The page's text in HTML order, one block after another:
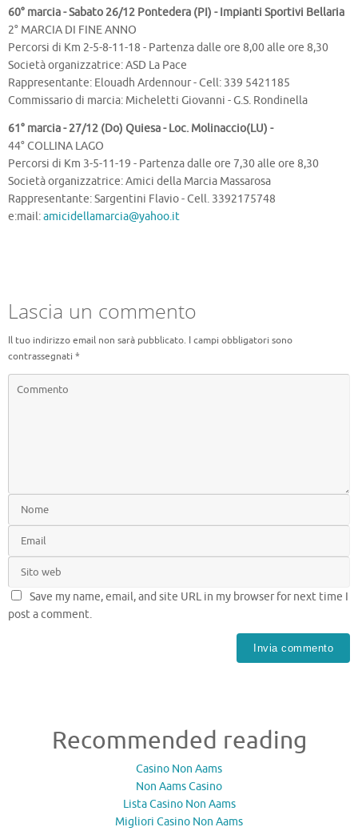
60° marcia - Sabato 26/12 Pontedera (PI) - Impianti Sportivi Bellaria
2° MARCIA DI FINE ANNO
Percorsi di Km 2-5-8-11-18 - Partenza dalle ore 8,00 alle ore 8,30
Società organizzatrice: ASD La Pace
Rappresentante: Elouadh Ardennour - Cell: 339 5421185
Commissario di marcia: Micheletti Giovanni - G.S. Rondinella
61° marcia - 27/12 (Do) Quiesa - Loc. Molinaccio(LU) -
44° COLLINA LAGO
Percorsi di Km 3-5-11-19 - Partenza dalle ore 7,30 alle ore 8,30
Società organizzatrice: Amici della Marcia Massarosa
Rappresentante: Sargentini Flavio - Cell. 3392175748
e:mail:amicidellamarcia@yahoo.it
Lascia un commento
Il tuo indirizzo email non sarà pubblicato. I campi obbligatori sono
contrassegnati *
Save my name, email, and site URL in my browser for next time I
post a comment.
Recommended reading
Casino Non Aams
Non Aams Casino
Lista Casino Non Aams
Migliori Casino Non Aams